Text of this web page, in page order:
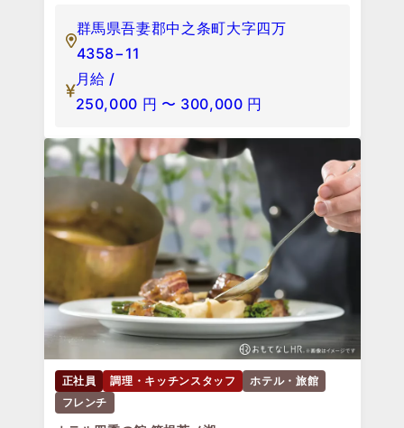
群馬県吾妻郡中之条町大字四万
4358−11
月給 /
250,000 円 〜 300,000 円
正社員 調理・キッチンスタッフ
ホテル・旅館
フレンチ